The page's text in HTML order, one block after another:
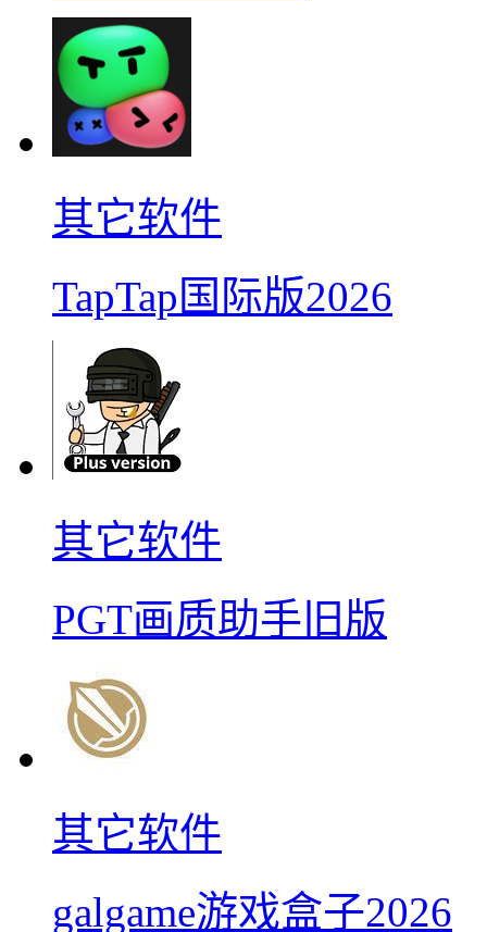
其它软件
TapTap国际版2026
其它软件
PGT画质助手旧版
其它软件
galgame游戏盒子2026